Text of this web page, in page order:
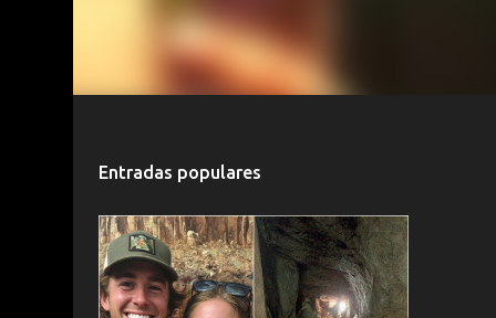
Entradas populares